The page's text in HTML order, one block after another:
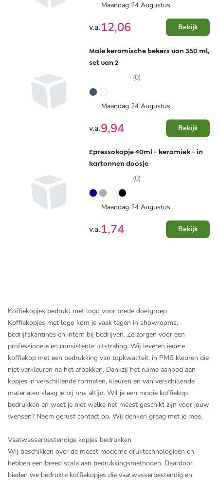
Maandag 24 Augustus
v.a.12,06 Bekijk
Male keramische bekers van 350 ml,
set van 2
(0)
Maandag 24 Augustus
v.a.9,94 Bekijk
Epressokopje 40ml - keramiek - in
kartonnen doosje
(0)
Maandag 24 Augustus
v.a.1,74 Bekijk
Koffiekopjes bedrukt met logo voor brede doelgroep
Koffiekopjes met logo kom je vaak tegen in showrooms,
bedrijfskantines en intern bij bedrijven. Ze zorgen voor een
professionele en consistente uitstraling. Wij leveren iedere
koffiekop met een bedrukking van topkwaliteit, in PMS kleuren die
niet verkleuren na het afbakken. Dankzij het ruime aanbod aan
kopjes in verschillende formaten, kleuren en van verschillende
materialen slaag je bij ons altijd. Wil je een mooie koffiekop
bedrukken en weet je niet welke het meest geschikt zijn voor jouw
wensen? Neem gerust contact op. Wij denken graag met je mee.
Vaatwasserbestendige kopjes bedrukken
Wij beschikken over de meest moderne druktechnologieën en
hebben een breed scala aan bedrukkingsmethoden. Daardoor
bieden we bedrukte koffiekopjes die vaatwasserbestendig en